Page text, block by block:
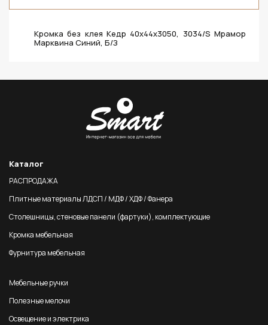
Кромка без клея Кедр 40х44х3050, 3034/S Мрамор
Марквина Синий, Б/З
Каталог
РАСПРОДАЖА
Плитные материалы ЛДСП / МДФ / ХДФ / Фанера
Столешницы, стеновые панели (фартуки), комплектующие
Кромка мебельная
Фурнитура мебельная
Мебельные ручки
Полезные мелочи
Освещение и электрика